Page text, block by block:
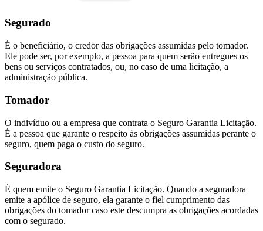
Segurado
É o beneficiário, o credor das obrigações assumidas pelo tomador.
Ele pode ser, por exemplo, a pessoa para quem serão entregues os
bens ou serviços contratados, ou, no caso de uma licitação, a
administração pública.
Tomador
O indivíduo ou a empresa que contrata o Seguro Garantia Licitação.
É a pessoa que garante o respeito às obrigações assumidas perante o
seguro, quem paga o custo do seguro.
Seguradora
É quem emite o Seguro Garantia Licitação. Quando a seguradora
emite a apólice de seguro, ela garante o fiel cumprimento das
obrigações do tomador caso este descumpra as obrigações acordadas
com o segurado.